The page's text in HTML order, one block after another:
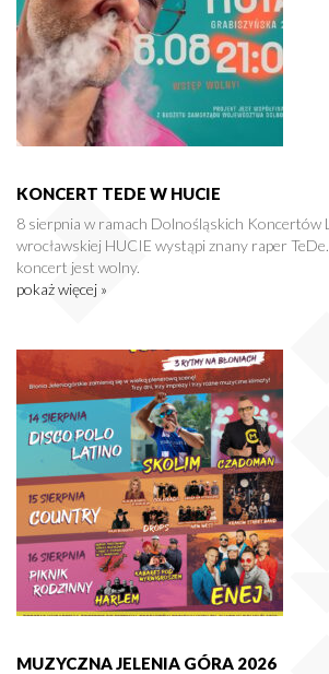
KONCERT TEDE W HUCIE
8 sierpnia w ramach Dolnośląskich Koncertów
wrocławskiej HUCIE wystąpi znany raper
koncert jest wolny.
pokaż więcej »
MUZYCZNA JELENIA GÓRA 2026